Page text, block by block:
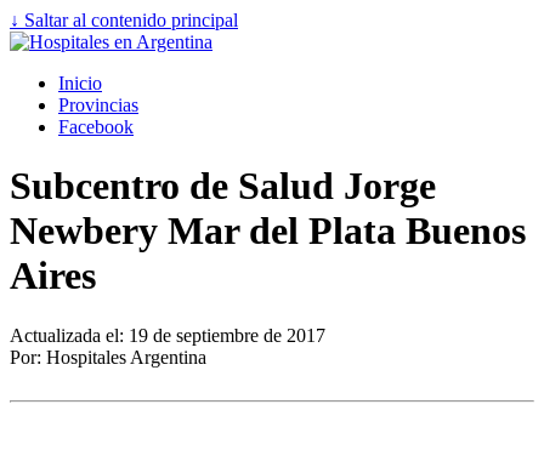
↓ Saltar al contenido principal
Inicio
Provincias
Facebook
Subcentro de Salud Jorge
Newbery Mar del Plata Buenos
Aires
Actualizada el: 19 de septiembre de 2017
Por: Hospitales Argentina